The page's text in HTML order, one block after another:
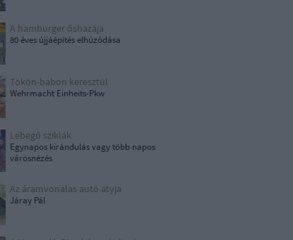
A hamburger őshazája
80 éves újjáépítés elhúzódása
Tökön-babon keresztül
Wehrmacht Einheits-Pkw
Lebegő sziklák
Egynapos kirándulás vagy több napos
városnézés
Az áramvonalas autó atyja
Járay Pál